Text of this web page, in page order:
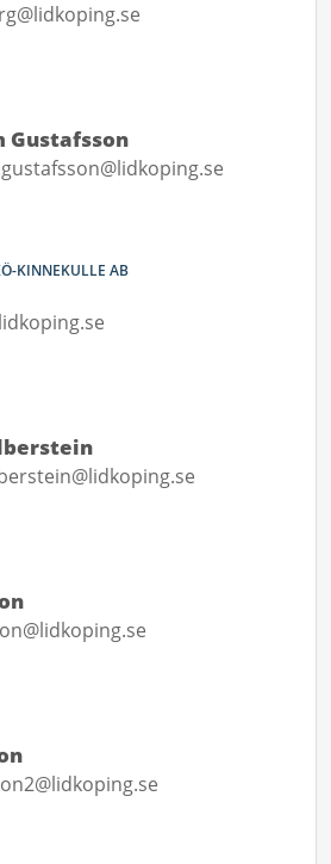
Gustafsson
KINNEKULLE AB